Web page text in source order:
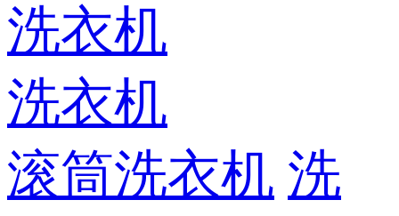
洗衣机
洗衣机
滚筒洗衣机 洗